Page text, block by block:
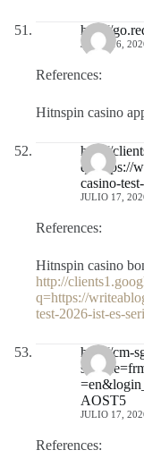
http://
JULIO 16,
References:
Hitnspin casino
http://
q=https://
casino-
JULIO 17,
References:
Hitnspin casino
http://
q=https://
test-2026-ist-es-
http://cm-
AOST5
JULIO 17,
References: